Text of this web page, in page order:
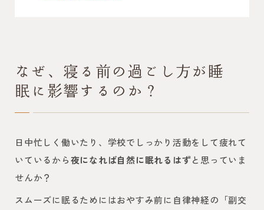
なぜ、寝る前の過ごし方が睡
眠に影響するのか？
日中忙しく働いたり、学校でしっかり活動をして疲れて
いているから夜になれば自然に眠れるはずと思っていま
せんか？
スムーズに眠るためにはおやすみ前に自律神経の「副交